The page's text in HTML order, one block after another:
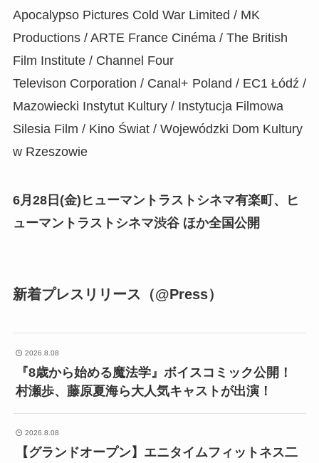
Apocalypso Pictures Cold War Limited / MK
Productions / ARTE France Cinéma / The British
Film Institute / Channel Four
Televison Corporation / Canal+ Poland / EC1 Łódź /
Mazowiecki Instytut Kultury / Instytucja Filmowa
Silesia Film / Kino Świat / Wojewódzki Dom Kultury
w Rzeszowie
6月28日(金)ヒューマントラストシネマ有楽町、ヒ
ューマントラストシネマ渋谷 ほか全国公開
新着プレスリリース（@Press）
2026.8.08
『8歳から始める魔法学』ボイスコミック公開！
村瀬歩、藤原夏海ら大人気キャストが出演！
2026.8.08
【グランドオープン】エニタイムフィットネス二